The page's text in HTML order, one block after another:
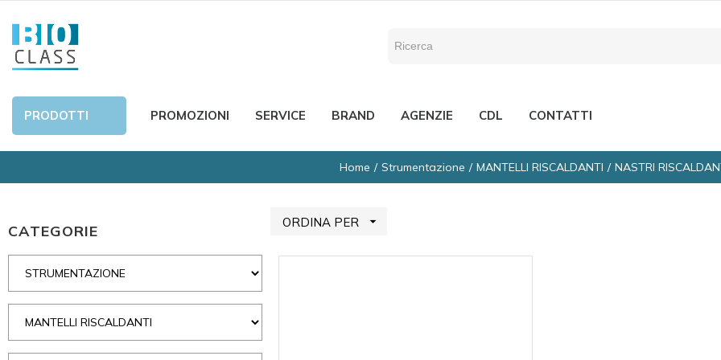
PRODOTTI PROMOZIONI SERVICE BRAND AGENZIE CDL CONTATTI
Home Strumentazione MANTELLI RISCALDANTI NASTRI
CATEGORIE ORDINA PER 